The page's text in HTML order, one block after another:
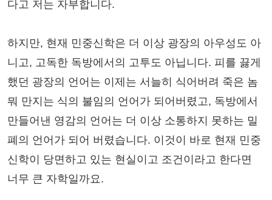
다고 저는 자부합니다.
하지만, 현재 민중신학은 더 이상 광장의 아우성도 아
니고, 고독한 독방에서의 고투도 아닙니다. 피를 끓게
했던 광장의 언어는 이제는 서늘히 식어버려 죽은 놈
뭐 만지는 식의 불임의 언어가 되어버렸고, 독방에서
만들어낸 영감의 언어는 더 이상 소통하지 못하는 밀
폐의 언어가 되어 버렸습니다. 이것이 바로 현재 민중
신학이 당면하고 있는 현실이고 조건이라고 한다면
너무 큰 자학일까요.